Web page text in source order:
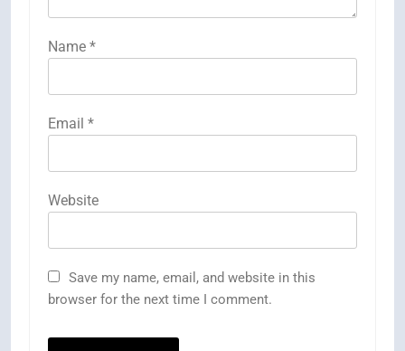
Name *
Email *
Website
Save my name, email, and website in this
browser for the next time I comment.